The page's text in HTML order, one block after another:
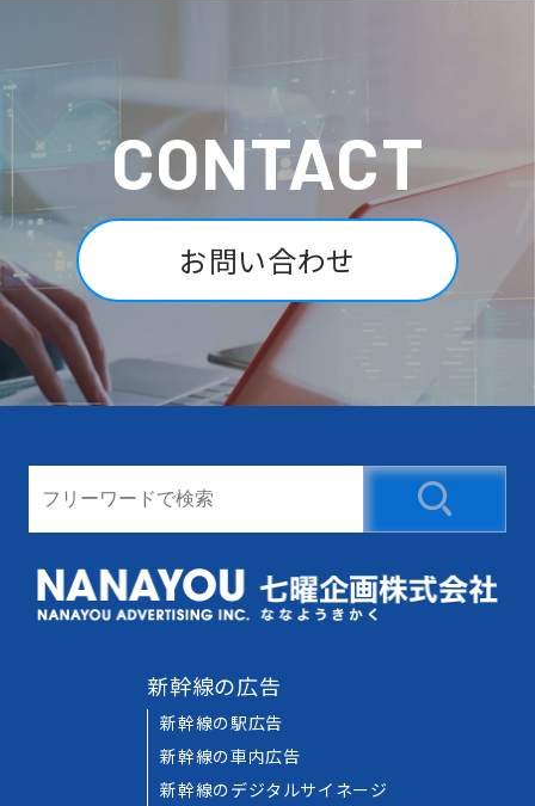
新幹線の広告
新幹線の駅広告
新幹線の車内広告
新幹線のデジタルサイネージ
CONTACT
お問い合わせ